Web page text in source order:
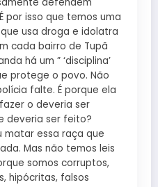
por isso que temos uma
usa droga e idolatra
cada bairro de Tupã
há um ” ‘disciplina’
protege o povo. Não
falte. É porque ela
o deveria ser
deveria ser feito?
matar essa raça que
Mas não temos leis
somos corruptos,
hipócritas, falsos